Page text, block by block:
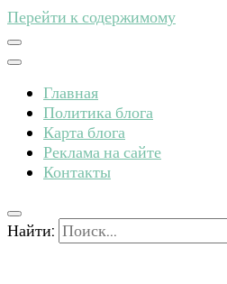
Перейти к содержимому
Главная
Политика блога
Карта блога
Реклама на сайте
Контакты
Найти: